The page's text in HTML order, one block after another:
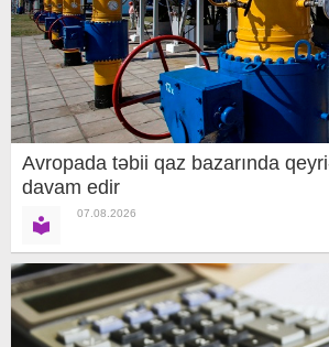
Avropada təbii qaz bazarında
davam edir
07.08.2026